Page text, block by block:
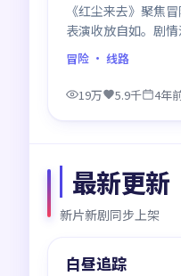
《红尘来去》聚焦
表演收放自如。剧
重塑前情认知，悬念
冒险 · 线路
19万 5.9千 4年
最新更新
新片新剧同步上架
最新
白昼追踪